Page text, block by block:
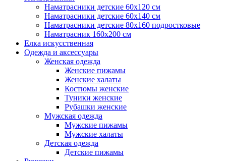
Наматрасники детские 60х120 см
Наматрасники детские 60х140 см
Наматрасники детские 80х160 подростковые
Наматрасник 160х200 см
Елка искусственная
Одежда и аксессуары
Женская одежда
Женские пижамы
Женские халаты
Костюмы женские
Туники женские
Рубашки женские
Мужская одежда
Мужские пижамы
Мужские халаты
Детская одежда
Детские пижамы